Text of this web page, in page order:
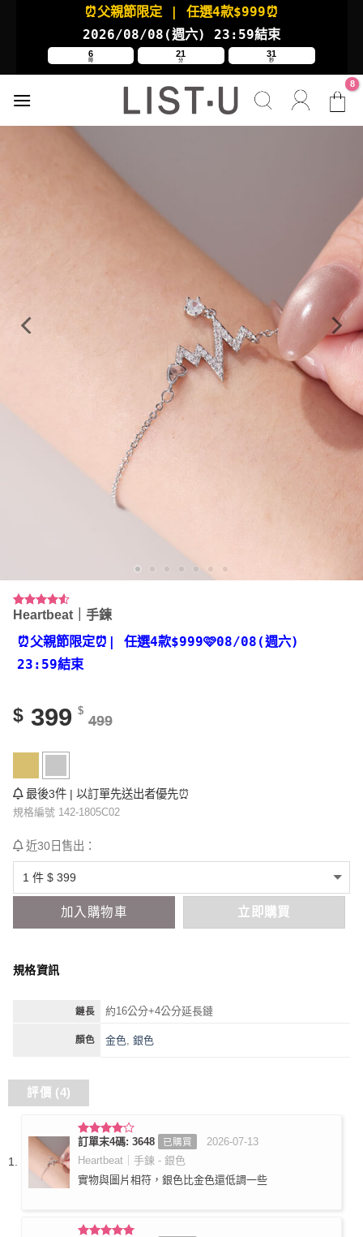
⏰父親節限定 | 任選4款$999⏰
2026/08/08(週六) 23:59結束
6
時
21
分
30
秒
評分4.50
4
位顧客進
行評分
Heartbeat｜手鍊
⏰父親節限定⏰ | 任選4款$999🩷08/08(週六)
23:59結束
$ 399 $
499
最後3件 | 以訂單先送出者優先⏰
規格編號 142-1805C02
近30日售出：
加入購物車 立即購買
規格資訊
鏈長 約16公分+4公分延長鏈
顏色 金色 ,銀色
評價 (4)
評分4
滿分 5
訂單末4碼: 3648 已購買
2026-07-13
Heartbeat｜手鍊 - 銀色
實物與圖片相符，銀色比金色還低調一些